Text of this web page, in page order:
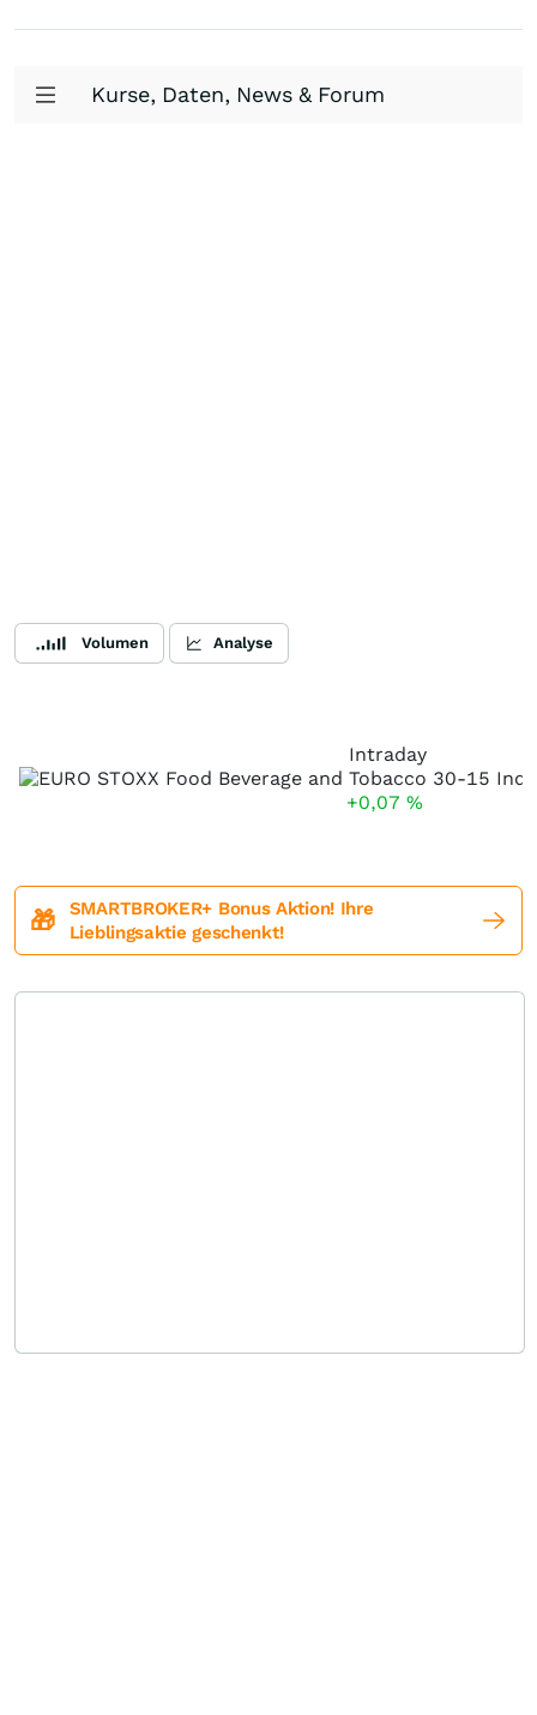
Kurse, Daten, News & Forum
Volumen Analyse
Intraday
+0,07 %
🎁
SMARTBROKER+ Bonus Aktion! Ihre
Lieblingsaktie geschenkt!